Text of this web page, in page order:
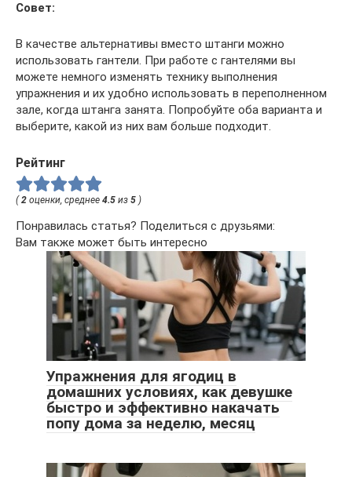
Совет:
В качестве альтернативы вместо штанги можно
использовать гантели. При работе с гантелями вы
можете немного изменять технику выполнения
упражнения и их удобно использовать в переполненном
зале, когда штанга занята. Попробуйте оба варианта и
выберите, какой из них вам больше подходит.
Рейтинг
( 2 оценки, среднее 4.5 из 5 )
Понравилась статья? Поделиться с друзьями:
Вам также может быть интересно
Упражнения для ягодиц в
домашних условиях, как девушке
быстро и эффективно накачать
попу дома за неделю, месяц